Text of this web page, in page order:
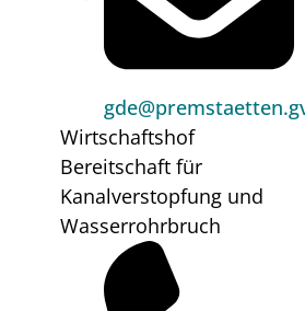
Wirtschaftshof
Bereitschaft für
Kanalverstopfung und
Wasserrohrbruch
Premstätten
wurde von der STRABAG
reicht keine
mehr ein.